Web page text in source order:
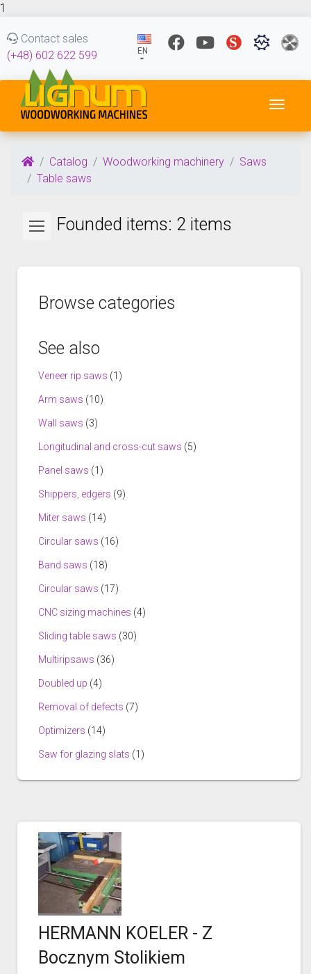
1
Contact sales
(+48) 602 622 599
EN
Catalog Woodworking machinery
Saws
Table saws
Founded items: 2 items
Browse categories
See also
Veneer rip saws (1)
Arm saws (10)
Wall saws (3)
Longitudinal and cross-cut saws (5)
Panel saws (1)
Shippers, edgers (9)
Miter saws (14)
Circular saws (16)
Band saws (18)
Circular saws (17)
CNC sizing machines (4)
Sliding table saws (30)
Multiripsaws (36)
Doubled up (4)
Removal of defects (7)
Optimizers (14)
Saw for glazing slats (1)
HERMANN KOELER - Z
Bocznym Stolikiem